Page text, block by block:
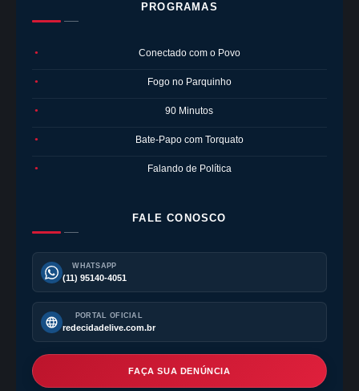
PROGRAMAS
● Conectado com o Povo
● Fogo no Parquinho
● 90 Minutos
● Bate-Papo com Torquato
● Falando de Política
FALE CONOSCO
WHATSAPP
(11) 95140-4051
PORTAL OFICIAL
redecidadelive.com.br
FAÇA SUA DENÚNCIA